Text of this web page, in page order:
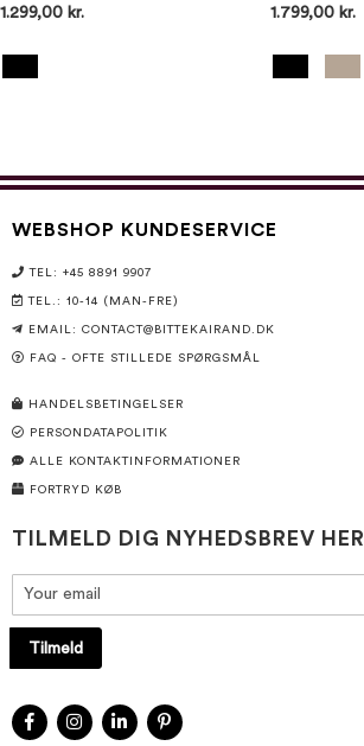
1.299,00 kr.
1.799,00 kr.
WEBSHOP KUNDESERVICE
TEL: +45 8891 9907
TEL.: 10-14 (MAN-FRE)
EMAIL: CONTACT@BITTEKAIRAND.DK
FAQ - OFTE STILLEDE SPØRGSMÅL
HANDELSBETINGELSER
PERSONDATAPOLITIK
ALLE KONTAKTINFORMATIONER
FORTRYD KØB
TILMELD DIG NYHEDSBREV HER
Tilmeld